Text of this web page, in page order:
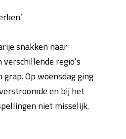
snakken naar
regio’s
Op woensdag ging
en bij het
niet misselijk.